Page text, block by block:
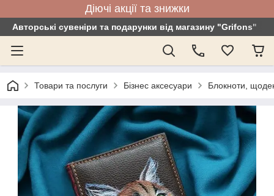
Діючі акції та знижки
Авторські сувеніри та подарунки від магазину "Grifons"
Товари та послуги Бізнес аксесуари Блокноти,